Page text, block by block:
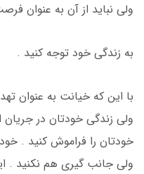
ولی نباید از آن به عنوان
به زندگی خود توجه کنید .
با این که خیانت به عنوان
ولی زندگی خودتان در
خودتان را فراموش کنید .
ولی جانب گیری هم نکنید .